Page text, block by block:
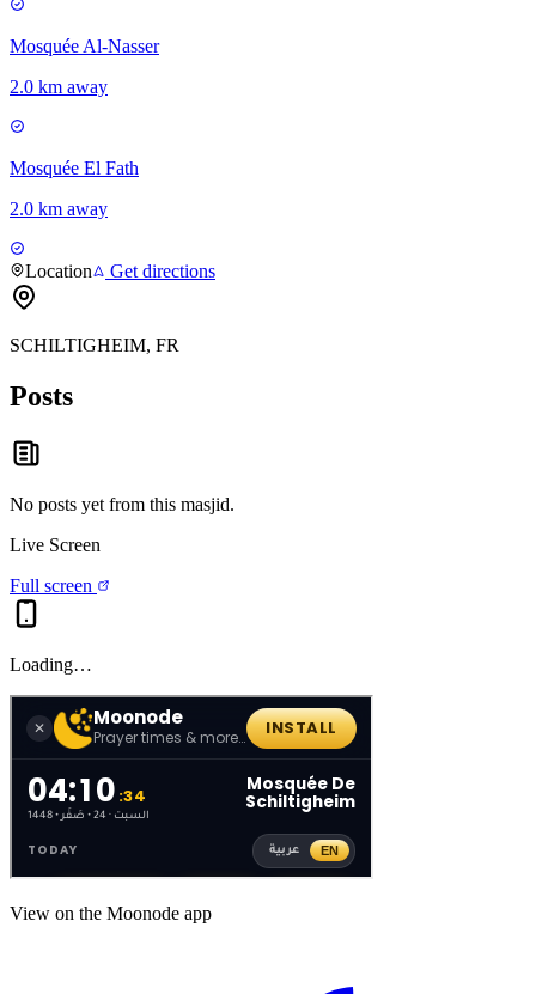
Mosquée Al-Nasser
2.0 km away
Mosquée El Fath
2.0 km away
Location Get directions
SCHILTIGHEIM, FR
Posts
No posts yet from this masjid.
Live Screen
Full screen
Loading…
View on the Moonode app